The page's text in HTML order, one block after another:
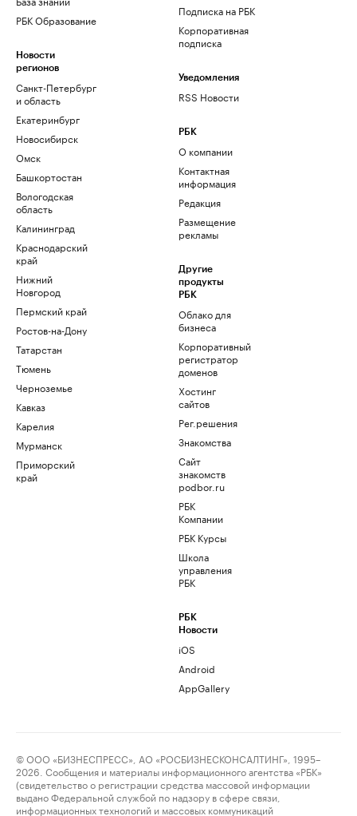
РБК Образование
Новости
регионов
Санкт-Петербург
и область
Екатеринбург
Новосибирск
Омск
Башкортостан
Вологодская
область
Калининград
Краснодарский
край
Нижний
Новгород
Пермский край
Ростов-на-Дону
Татарстан
Тюмень
Черноземье
Кавказ
Карелия
Мурманск
Приморский
край
Подписка на РБК
Корпоративная
подписка
Уведомления
RSS Новости
РБК
О компании
Контактная
информация
Редакция
Размещение
рекламы
Другие
продукты
РБК
Облако для
бизнеса
Корпоративный
регистратор
доменов
Хостинг
сайтов
Рег.решения
Знакомства
Сайт
знакомств
podbor.ru
РБК
Компании
РБК Курсы
Школа
управления
РБК
РБК
Новости
iOS
Android
AppGallery
© ООО «БИЗНЕСПРЕСС», АО «РОСБИЗНЕСКОНСАЛТИНГ», 1995–
2026. Сообщения и материалы информационного агентства «РБК»
(свидетельство о регистрации средства массовой информации
выдано Федеральной службой по надзору в сфере связи,
информационных технологий и массовых коммуникаций